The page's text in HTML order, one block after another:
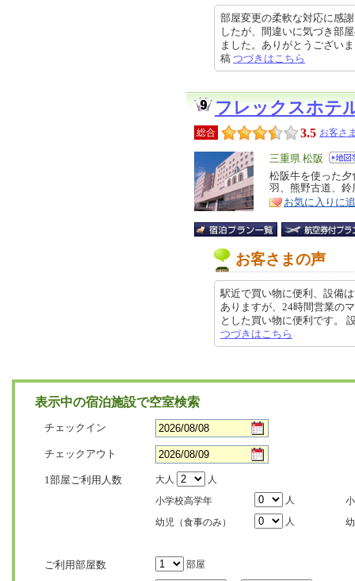
部屋変更の柔軟な対応に感
したが、間違いに気づき部
ました。ありがとうござい
稿 つづきはこちら
フレックスホテ
総合 3.5 お客さ
エ
リ
ア
三重県 松阪
特
徴
松阪牛を使った
羽、熊野古道、
お気に入りに
お客さまの声
駅近で買い物に便利、設備
ありますが、24時間営業の
とした買い物に便利です。
つづきはこちら
表示中の宿泊施設で空室検索
チェックイン
チェックアウト
1部屋ご利用人数 大人
人
小学校高学年
人
幼児（食事のみ）
人
ご利用部屋数 部屋